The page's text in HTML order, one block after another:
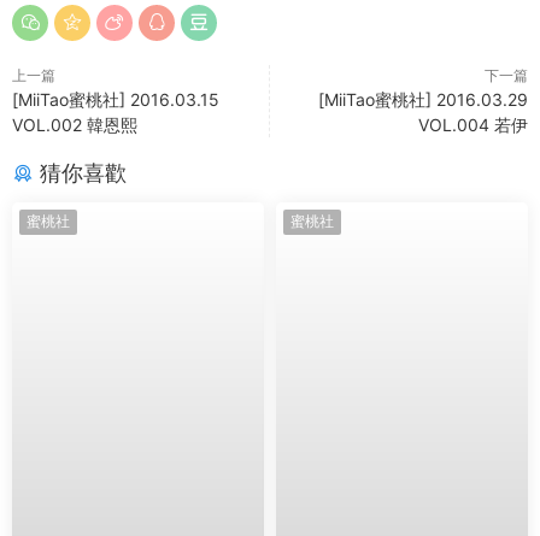
上一篇
[MiiTao蜜桃社] 2016.03.15
VOL.002 韓恩熙
下一篇
[MiiTao蜜桃社] 2016.03.29
VOL.004 若伊
猜你喜歡
蜜桃社 蜜桃社